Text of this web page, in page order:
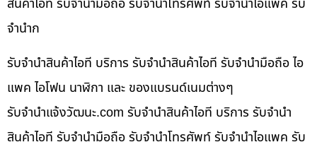
จำนำก
รับจำนำสินค้าไอที บริการ รับจำนำสินค้าไอที รับจำนำมือถือ ไอ
แพค ไอโฟน นาฬิกา และ ของแบรนด์เนมต่างๆ
รับจํานําแจ้งวัฒนะ.com รับจำนำสินค้าไอที บริการ รับจำนำ
สินค้าไอที รับจำนำมือถือ รับจำนำโทรศัพท์ รับจำนำไอแพค รับ